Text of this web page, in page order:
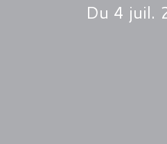
Du 4 juil.